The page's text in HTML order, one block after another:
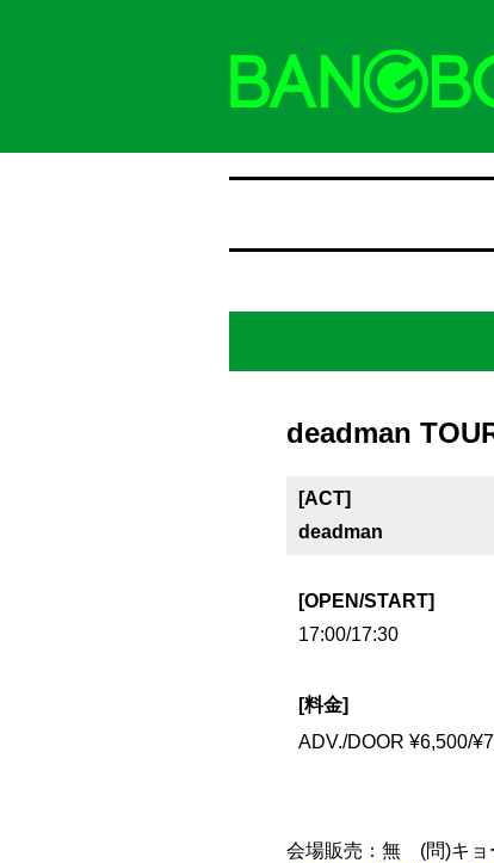
deadman
[ACT]
deadman
[OPEN/START]
17:00/17:30
[料金]
ADV./DOOR ¥6,500/
会場販売：無 (問)キョ